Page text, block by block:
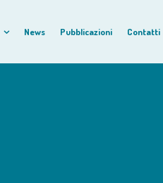
News Pubblicazioni Contatti